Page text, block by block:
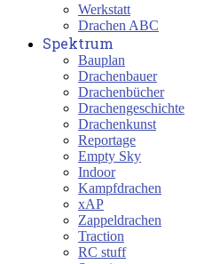
Werkstatt
Drachen ABC
Spektrum
Bauplan
Drachenbauer
Drachenbücher
Drachengeschichte
Drachenkunst
Reportage
Empty Sky
Indoor
Kampfdrachen
xAP
Zappeldrachen
Traction
RC stuff